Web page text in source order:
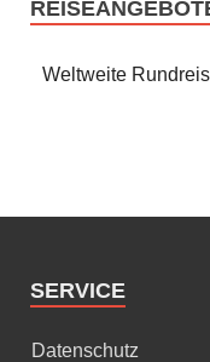
Weltweite
SERVICE
Datenschutz